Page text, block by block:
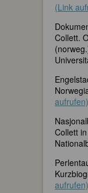
(Link
Collett.
aufrufen)
Collett
aufrufen)